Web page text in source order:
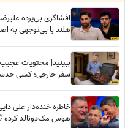
افشاگری بی‌پرده
هلند با بی‌توجهی به
ببینید| محتویات
سفر خارجی؛ کسی
هوس مک‌دونالد کرده